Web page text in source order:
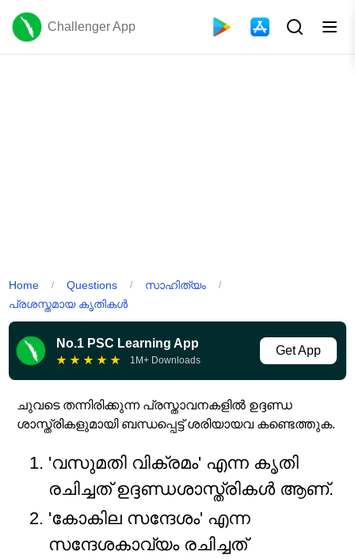
Challenger App
Home / Questions / സാഹിത്യം /
പ്രശസ്തമായ കൃതികൾ
No.1 PSC Learning App
★ ★ ★ ★ ★ 1M+ Downloads
Get App
ചുവടെ തന്നിരിക്കുന്ന പ്രസ്താവനകളിൽ ഉദ്ദണ്ഡ
ശാസ്ത്രികളുമായി ബന്ധപ്പെട്ട് ശരിയായവ കണ്ടെത്തുക.
'വസുമതി വിക്രമം' എന്ന കൃതി
രചിച്ചത് ഉദ്ദണ്ഡശാസ്ത്രികൾ ആണ്.
'കോകില സന്ദേശം' എന്ന
സന്ദേശകാവ്യം രചിച്ചത്